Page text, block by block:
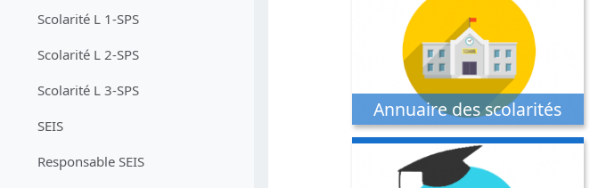
Scolarité L 1-SPS
Scolarité L 2-SPS
Scolarité L 3-SPS
SEIS
Responsable SEIS
Annuaire des scolarités